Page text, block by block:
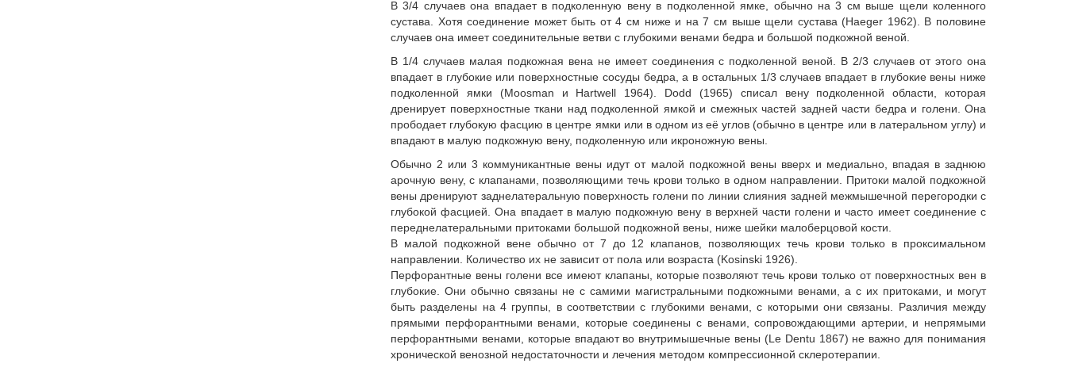
В 3/4 случаев она впадает в подколенную вену в подколенной ямке, обычно на 3 см выше щели коленного
сустава. Хотя соединение может быть от 4 см ниже и на 7 см выше щели сустава (Haeger 1962). В половине
случаев она имеет соединительные ветви с глубокими венами бедра и большой подкожной веной.
В 1/4 случаев малая подкожная вена не имеет соединения с подколенной веной. В 2/3 случаев от этого она
впадает в глубокие или поверхностные сосуды бедра, а в остальных 1/3 случаев впадает в глубокие вены ниже
подколенной ямки (Moosman и Hartwell 1964). Dodd (1965) списал вену подколенной области, которая
дренирует поверхностные ткани над подколенной ямкой и смежных частей задней части бедра и голени. Она
прободает глубокую фасцию в центре ямки или в одном из её углов (обычно в центре или в латеральном углу) и
впадают в малую подкожную вену, подколенную или икроножную вены.
Обычно 2 или 3 коммуникантные вены идут от малой подкожной вены вверх и медиально, впадая в заднюю
арочную вену, с клапанами, позволяющими течь крови только в одном направлении. Притоки малой подкожной
вены дренируют заднелатеральную поверхность голени по линии слияния задней межмышечной перегородки с
глубокой фасцией. Она впадает в малую подкожную вену в верхней части голени и часто имеет соединение с
переднелатеральными притоками большой подкожной вены, ниже шейки малоберцовой кости.
В малой подкожной вене обычно от 7 до 12 клапанов, позволяющих течь крови только в проксимальном
направлении. Количество их не зависит от пола или возраста (Kosinski 1926).
Перфорантные вены голени все имеют клапаны, которые позволяют течь крови только от поверхностных вен в
глубокие. Они обычно связаны не с самими магистральными подкожными венами, а с их притоками, и могут
быть разделены на 4 группы, в соответствии с глубокими венами, с которыми они связаны. Различия между
прямыми перфорантными венами, которые соединены с венами, сопровождающими артерии, и непрямыми
перфорантными венами, которые впадают во внутримышечные вены (Le Dentu 1867) не важно для понимания
хронической венозной недостаточности и лечения методом компрессионной склеротерапии.